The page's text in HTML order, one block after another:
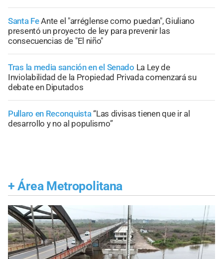
Santa FeAnte el "arréglense como puedan", Giuliano
presentó un proyecto de ley para prevenir las
consecuencias de "El niño"
Tras la media sanción en el Senado La Ley de
Inviolabilidad de la Propiedad Privada comenzará su
debate en Diputados
Pullaro en Reconquista“Las divisas tienen que ir al
desarrollo y no al populismo”
+ Área Metropolitana